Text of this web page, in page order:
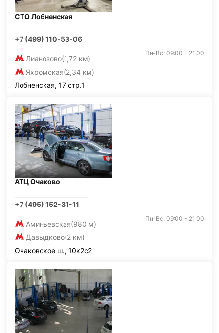
СТО Лобненская
+7 (499) 110-53-06
Лианозово(1,72 км)
Яхромская(2,34 км)
Пн-Вс: 09:00 - 21:00
Лобненская, 17 стр.1
АТЦ Очаково
+7 (495) 152-31-11
Аминьевская(980 м)
Давыдково(2 км)
Пн-Вс: 09:00 - 21:00
Очаковское ш., 10к2с2